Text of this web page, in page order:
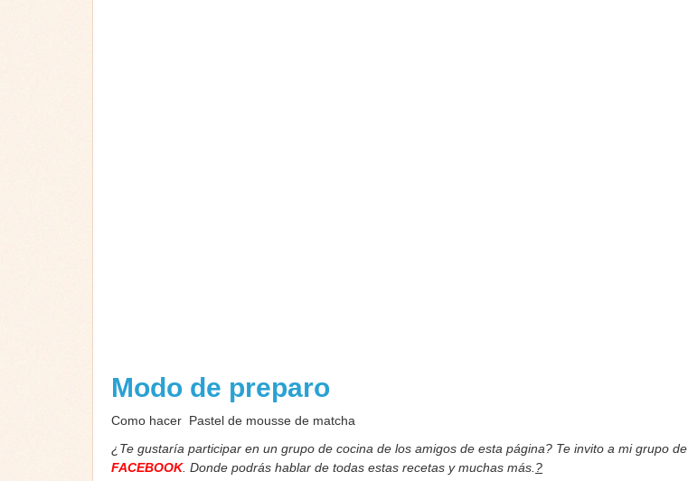
Modo de preparo
Como hacer Pastel de mousse de matcha
¿Te gustaría participar en un grupo de cocina de los amigos de esta página? Te invito a mi grupo de
FACEBOOK. Donde podrás hablar de todas estas recetas y muchas más. ?